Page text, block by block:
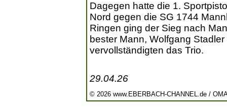
Dagegen hatte die 1.
Nord gegen die SG 1744
Ringen ging der Sieg nach
bester Mann, Wolfgang
vervollständigten das Trio.
29.04.26
© 2026 www.EBERBACH-CHANNEL.de /